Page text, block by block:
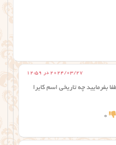
2024/03/27 در 12:59
بفرمایید چه تاریخی اسم کایرا
0